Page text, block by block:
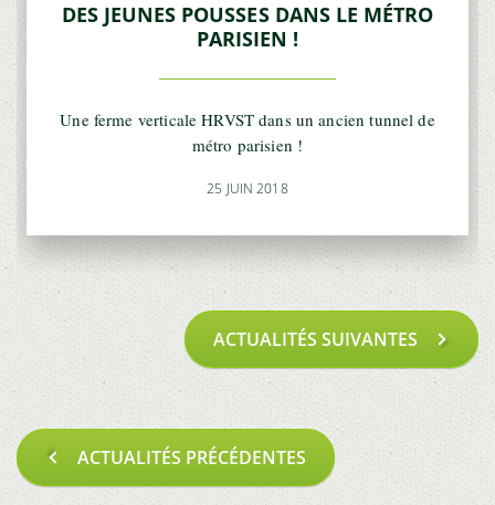
DES JEUNES POUSSES DANS LE MÉTRO
PARISIEN !
Une ferme verticale HRVST dans un ancien tunnel de
métro parisien !
25 JUIN 2018
Pagination
PAGE
ACTUALITÉS SUIVANTES
PAGE
ACTUALITÉS PRÉCÉDENTES